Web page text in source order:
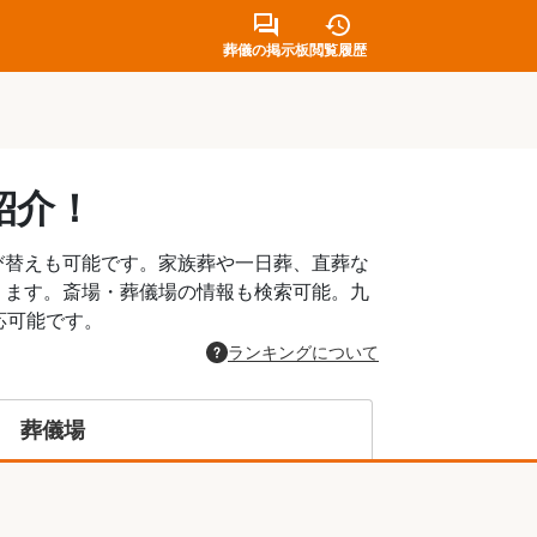
葬儀の掲示板閲覧履歴
！
えも可能です。家族葬や一日葬、直葬な
す。斎場・葬儀場の情報も検索可能。九
能です。
ランキングについて
葬儀場